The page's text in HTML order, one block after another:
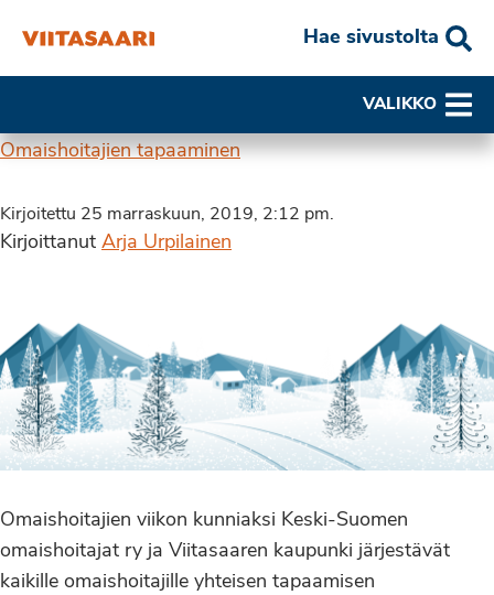
Hae sivustolta
VALIKKO
Omaishoitajien tapaaminen
Kirjoitettu 25 marraskuun, 2019, 2:12 pm.
Kirjoittanut Arja Urpilainen
Omaishoitajien viikon kunniaksi Keski-Suomen
omaishoitajat ry ja Viitasaaren kaupunki järjestävät
kaikille omaishoitajille yhteisen tapaamisen